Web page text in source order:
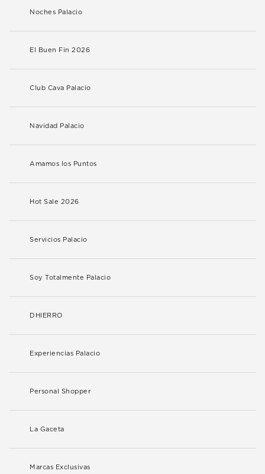
Noches Palacio
El Buen Fin 2026
Club Cava Palacio
Navidad Palacio
Amamos los Puntos
Hot Sale 2026
Servicios Palacio
Soy Totalmente Palacio
DHIERRO
Experiencias Palacio
Personal Shopper
La Gaceta
Marcas Exclusivas